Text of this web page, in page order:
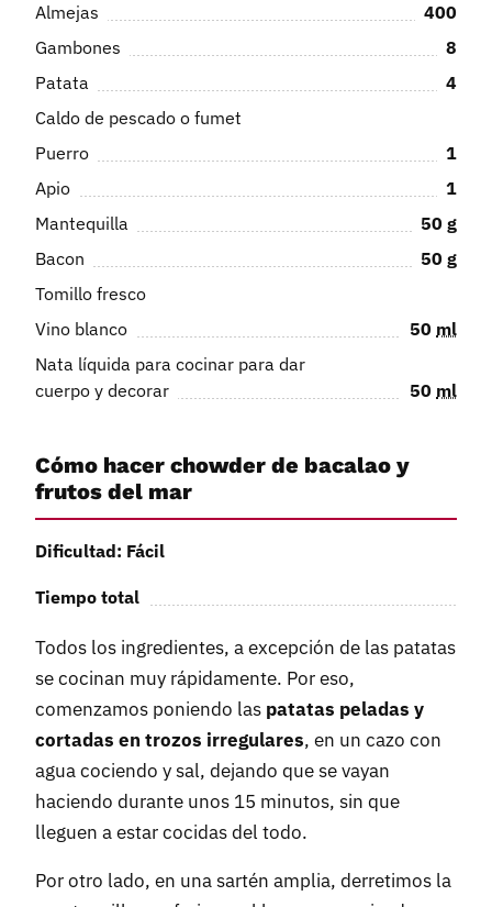
Almejas
400
Gambones
8
Patata
4
Caldo de pescado o fumet
Puerro
1
Apio
1
Mantequilla
50 g
Bacon
50 g
Tomillo fresco
Vino blanco
50 ml
Nata líquida para cocinar para dar
cuerpo y decorar
50 ml
Cómo hacer chowder de bacalao y
frutos del mar
Dificultad: Fácil
Tiempo total
Todos los ingredientes, a excepción de las patatas
se cocinan muy rápidamente. Por eso,
comenzamos poniendo las patatas peladas y
cortadas en trozos irregulares, en un cazo con
agua cociendo y sal, dejando que se vayan
haciendo durante unos 15 minutos, sin que
lleguen a estar cocidas del todo.
Por otro lado, en una sartén amplia, derretimos la